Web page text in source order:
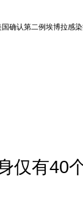
国确认第二例埃博拉感
仅有40